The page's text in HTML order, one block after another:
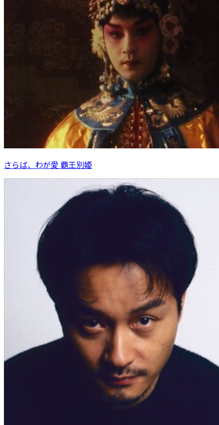
さらば、わが愛 覇王別姫